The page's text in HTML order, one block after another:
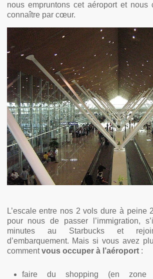
nous empruntons cet aéroport et nous
connaître par cœur.
L’escale entre nos 2 vols dure à peine
pour nous de passer l’immigration,
minutes au Starbucks et
d’embarquement. Mais si vous avez
commentvous occuper à l’aéroport:
faire du shopping (en